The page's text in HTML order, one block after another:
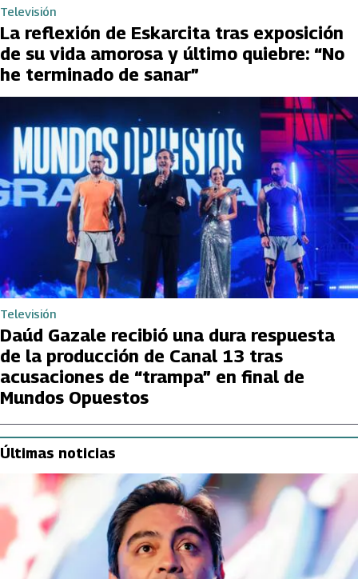
Televisión
La reflexión de Eskarcita tras exposición
de su vida amorosa y último quiebre: “No
he terminado de sanar”
Televisión
Daúd Gazale recibió una dura respuesta
de la producción de Canal 13 tras
acusaciones de “trampa” en final de
Mundos Opuestos
Últimas noticias